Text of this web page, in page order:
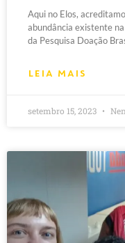
Aqui no Elos,
abundância existente
da Pesquisa Doação
LEIA MAIS
setembro 15, 2023